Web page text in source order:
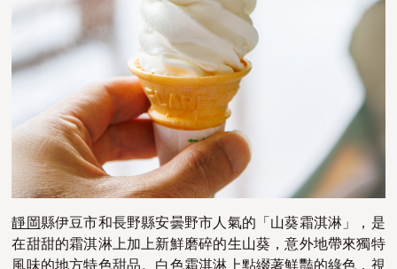
靜岡縣伊豆市和長野縣安曇野市人氣的「山葵霜淇淋」，是
在甜甜的霜淇淋上加上新鮮磨碎的生山葵，意外地帶來獨特